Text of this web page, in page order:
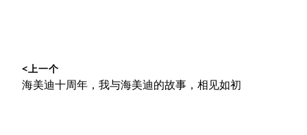
章
<上一个
上
海美迪十周年，我与海美迪的故事，相见如初